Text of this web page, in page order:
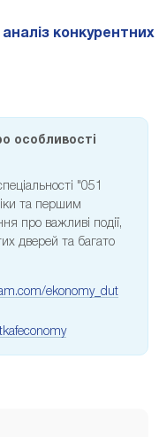
конкурентних
особливості
"051
та першим
про важливі події,
дверей та багато
ekonomy_dut